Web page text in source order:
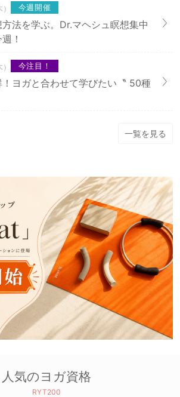
今週開催
法を学ぶ。Dr.マヘシュ瞑想集中
！
今注目！
！ヨガと合わせて学びたい〝 50種
一覧を見る
人気のヨガ資格
RYT200